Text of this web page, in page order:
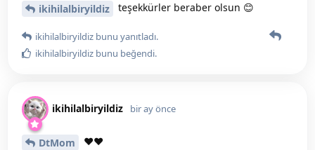
ikihilalbiryildiz teşekkürler beraber olsun 😊
ikihilalbiryildiz bunu yanıtladı.
ikihilalbiryildiz bunu beğendi.
ikihilalbiryildiz bir ay önce
DtMom ♥️♥️